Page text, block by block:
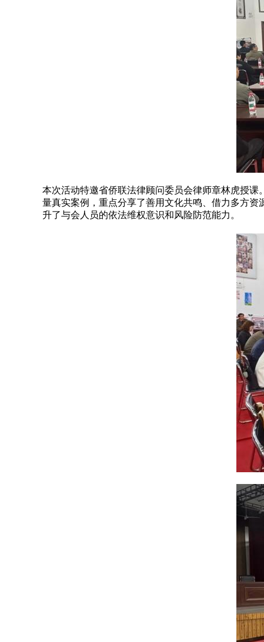
本次活动特邀省侨联法律顾问委员会律师章林虎授课
量真实案例，重点分享了善用文化共鸣、借力多方资
升了与会人员的依法维权意识和风险防范能力。